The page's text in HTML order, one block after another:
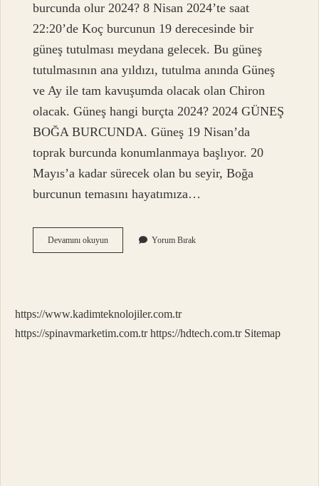
burcunda olur 2024? 8 Nisan 2024’te saat
22:20’de Koç burcunun 19 derecesinde bir
güneş tutulması meydana gelecek. Bu güneş
tutulmasının ana yıldızı, tutulma anında Güneş
ve Ay ile tam kavuşumda olacak olan Chiron
olacak. Güneş hangi burçta 2024? 2024 GÜNEŞ
BOĞA BURCUNDA. Güneş 19 Nisan’da
toprak burcunda konumlanmaya başlıyor. 20
Mayıs’a kadar sürecek olan bu seyir, Boğa
burcunun temasını hayatımıza…
Devamını okuyunGüneş
Koç
2023
Yorum Bırak
https://www.kadimteknolojiler.com.tr
https://spinavmarketim.com.tr https://hdtech.com.tr Sitemap